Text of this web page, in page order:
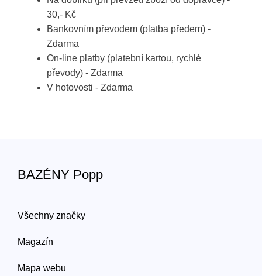
30,- Kč
Bankovním převodem (platba předem) -
Zdarma
On-line platby (platební kartou, rychlé
převody) - Zdarma
V hotovosti - Zdarma
BAZÉNY Popp
Všechny značky
Magazín
Mapa webu